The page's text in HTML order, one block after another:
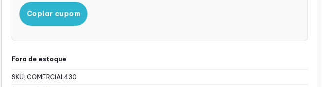
Copiar cupom
Fora de estoque
SKU: COMERCIAL430